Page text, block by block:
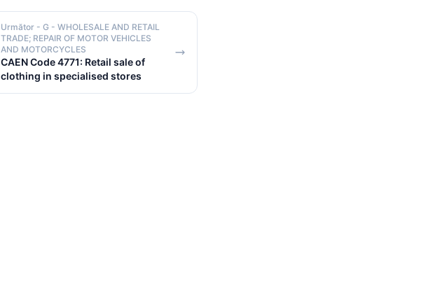
Următor - G - WHOLESALE AND RETAIL
TRADE; REPAIR OF MOTOR VEHICLES
AND MOTORCYCLES
CAEN Code 4771: Retail sale of
clothing in specialised stores